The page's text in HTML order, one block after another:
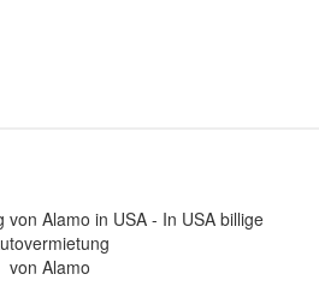
von Alamo in USA - In USA billige
von Alamo